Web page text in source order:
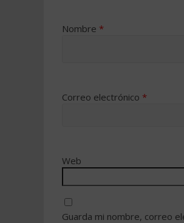
Nombre *
Correo electrónico *
Web
Guarda mi nombre, correo